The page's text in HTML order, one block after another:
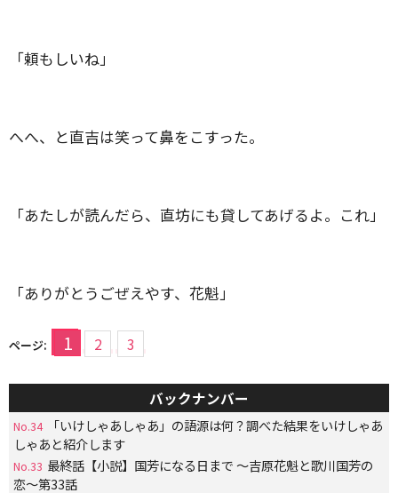
「頼もしいね」
へへ、と直吉は笑って鼻をこすった。
「あたしが読んだら、直坊にも貸してあげるよ。これ」
「ありがとうごぜえやす、花魁」
ページ: 1 2 3
バックナンバー
No.34
「いけしゃあしゃあ」の語源は何？調べた結果をいけしゃあ
しゃあと紹介します
No.33 最終話【小説】国芳になる日まで 〜吉原花魁と歌川国芳の
恋〜第33話